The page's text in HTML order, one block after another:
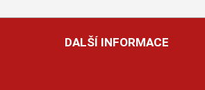
DALŠÍ INFORMACE